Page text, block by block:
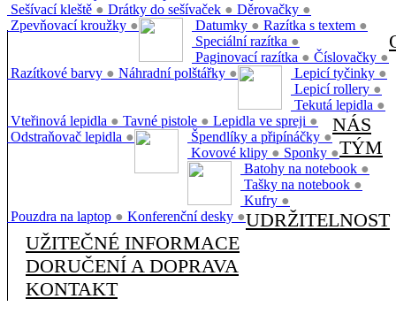
Sešívací kleště ● Drátky do sešívaček ● Děrovačky ●
Zpevňovací kroužky ● Datumky ● Razítka s textem ●
Speciální razítka ●
Paginovací razítka ● Číslovačky ●
Razítkové barvy ● Náhradní polštářky ● Lepicí tyčinky ●
Lepicí rollery ●
Tekutá lepidla ●
Vteřinová lepidla ● Tavné pistole ● Lepidla ve spreji ●
Odstraňovač lepidla ● Špendlíky a připínáčky ●
Kovové klipy ● Sponky ●
Batohy na notebook ●
Tašky na notebook ●
Kufry ●
Pouzdra na laptop ● Konferenční desky ●
NÁS
TÝM
UDRŽITELNOST
UŽITEČNÉ INFORMACE
DORUČENÍ A DOPRAVA
KONTAKT